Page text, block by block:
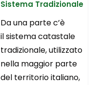
Sistema Tradizionale
Da una parte c’è
il sistema catastale
tradizionale, utilizzato
nella maggior parte
del territorio italiano,